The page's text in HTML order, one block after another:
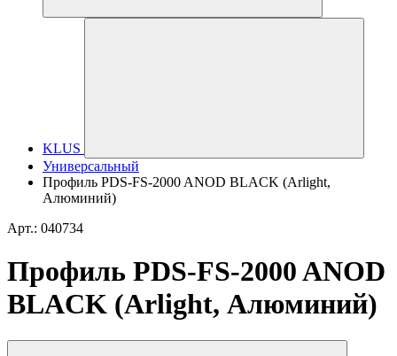
KLUS
Универсальный
Профиль PDS-FS-2000 ANOD BLACK (Arlight,
Алюминий)
Арт.: 040734
Профиль PDS-FS-2000 ANOD
BLACK (Arlight, Алюминий)